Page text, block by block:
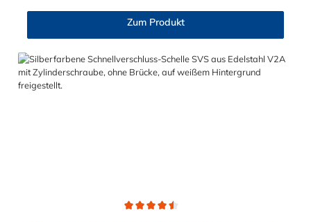
Zylinderschraube und Brücke, sind sichere und flexible
Verbindungselemente für Bereiche, in denen ein häufiges und
schnelles Schließen und Lösen der Verbindungen erforderlich
ist, wie z. B. in Filter- und Abfüllanlagen oder in
Rohrleitungssystemen der Lebensmittelindustrie, die einer
Reinigung unterliegen. Das Bandmaterial der Schelle variiert je
Zum Produkt